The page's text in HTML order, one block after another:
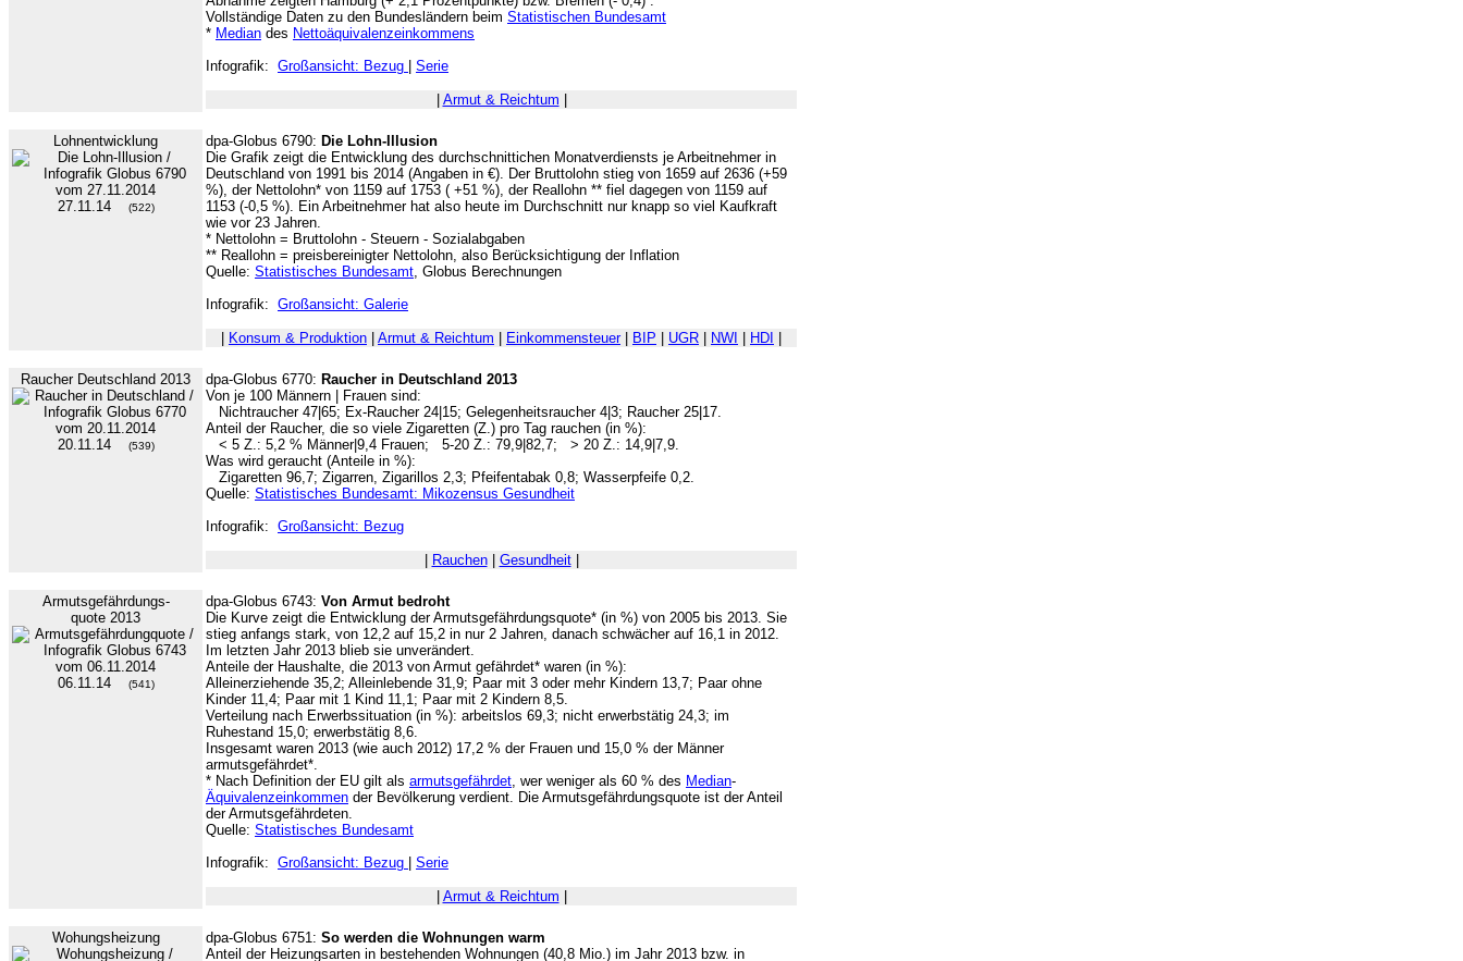
Vollständige Daten zu den Bundesländern beim Statistischen Bundesamt
* Median des Nettoäquivalenzeinkommens
Infografik: Großansicht: Bezug Serie
Armut & Reichtum
Lohnentwicklung
27.11.14 (522)
dpa-Globus 6790: Die Lohn-Illusion
Die Grafik zeigt die Entwicklung des durchschnittichen Monatverdiensts je Arbeitnehmer in
Deutschland von 1991 bis 2014 (Angaben in €). Der Bruttolohn stieg von 1659 auf 2636 (+59
%), der Nettolohn* von 1159 auf 1753 ( +51 %), der Reallohn ** fiel dagegen von 1159 auf
1153 (-0,5 %). Ein Arbeitnehmer hat also heute im Durchschnitt nur knapp so viel Kaufkraft
wie vor 23 Jahren.
* Nettolohn = Bruttolohn - Steuern - Sozialabgaben
** Reallohn = preisbereinigter Nettolohn, also Berücksichtigung der Inflation
Quelle: Statistisches Bundesamt, Globus Berechnungen
Infografik: Großansicht: Galerie
Konsum & Produktion Armut & Reichtum Einkommensteuer| BIP UGR NWI HDI
Raucher Deutschland 2013
20.11.14 (539)
dpa-Globus 6770: Raucher in Deutschland 2013
Von je 100 Männern | Frauen sind:
Nichtraucher 47|65; Ex-Raucher 24|15; Gelegenheitsraucher 4|3; Raucher 25|17.
Anteil der Raucher, die so viele Zigaretten (Z.) pro Tag rauchen (in %):
< 5 Z.: 5,2 % Männer|9,4 Frauen; 5-20 Z.: 79,9|82,7; > 20 Z.: 14,9|7,9.
Was wird geraucht (Anteile in %):
Zigaretten 96,7; Zigarren, Zigarillos 2,3; Pfeifentabak 0,8; Wasserpfeife 0,2.
Quelle: Statistisches Bundesamt: Mikozensus Gesundheit
Infografik: Großansicht: Bezug
Rauchen| Gesundheit|
Armutsgefährdungs-
quote 2013
06.11.14 (541)
dpa-Globus 6743: Von Armut bedroht
Die Kurve zeigt die Entwicklung der Armutsgefährdungsquote* (in %) von 2005 bis 2013. Sie
stieg anfangs stark, von 12,2 auf 15,2 in nur 2 Jahren, danach schwächer auf 16,1 in 2012.
Im letzten Jahr 2013 blieb sie unverändert.
Anteile der Haushalte, die 2013 von Armut gefährdet* waren (in %):
Alleinerziehende 35,2; Alleinlebende 31,9; Paar mit 3 oder mehr Kindern 13,7; Paar ohne
Kinder 11,4; Paar mit 1 Kind 11,1; Paar mit 2 Kindern 8,5.
Verteilung nach Erwerbssituation (in %): arbeitslos 69,3; nicht erwerbstätig 24,3; im
Ruhestand 15,0; erwerbstätig 8,6.
Insgesamt waren 2013 (wie auch 2012) 17,2 % der Frauen und 15,0 % der Männer
armutsgefährdet*.
* Nach Definition der EU gilt als armutsgefährdet, wer weniger als 60 % des Median-
Äquivalenzeinkommen der Bevölkerung verdient. Die Armutsgefährdungsquote ist der Anteil
der Armutsgefährdeten.
Quelle: Statistisches Bundesamt
Infografik: Großansicht: Bezug Serie
Armut & Reichtum
Wohungsheizung dpa-Globus 6751: So werden die Wohnungen warm
Anteil der Heizungsarten in bestehenden Wohnungen (40,8 Mio.) im Jahr 2013 bzw. in